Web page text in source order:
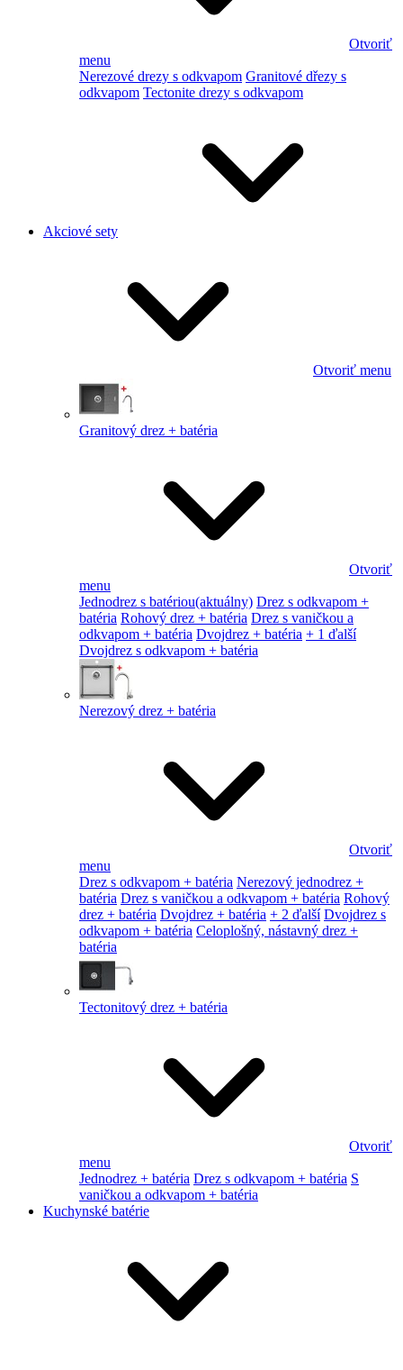
Otvoriť
menu
Nerezové drezy s odkvapom Granitové dřezy s
odkvapom Tectonite drezy s odkvapom
Akciové sety
Otvoriť menu
Granitový drez + batéria
Otvoriť
menu
Jednodrez s batériou(aktuálny) Drez s odkvapom +
batéria Rohový drez + batéria Drez s vaničkou a
odkvapom + batéria Dvojdrez + batéria + 1 ďalší
Dvojdrez s odkvapom + batéria
Nerezový drez + batéria
Otvoriť
menu
Drez s odkvapom + batéria Nerezový jednodrez +
batéria Drez s vaničkou a odkvapom + batéria Rohový
drez + batéria Dvojdrez + batéria + 2 ďalší Dvojdrez s
odkvapom + batéria Celoplošný, nástavný drez +
batéria
Tectonitový drez + batéria
Otvoriť
menu
Jednodrez + batéria Drez s odkvapom + batéria S
vaničkou a odkvapom + batéria
Kuchynské batérie